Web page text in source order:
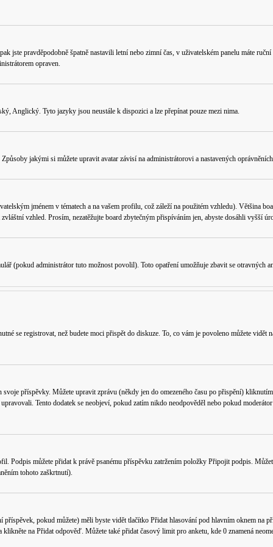
jste pravděpodobně špatně nastavili letní nebo zimní čas, v uživatelském panelu máte
opraven.
Anglický. Tyto jazyky jsou neustále k dispozici a lze přepínat pouze mezi nima.
jakými si můžete upravit avatar závisí na administrátorovi a nastavených
jménem v tématech a na vašem profilu, což záleží na použitém vzhledu). Většina
vzhled. Prosím, nezatěžujte board zbytečným přispíváním jen, abyste dosáhli vyšší
(pokud administrátor tuto možnost povolil). Toto opatření umožňuje zbavit se otravných
se registrovat, než budete moci přispět do diskuze. To, co vám je povoleno můžete vidět
svoje příspěvky. Můžete upravit zprávu (někdy jen do omezeného času po přispění)
Tento dodatek se neobjeví, pokud zatím nikdo neodpověděl nebo pokud
. Podpis můžete přidat k právě psanému příspěvku zatržením položky Připojit podpis.
tohoto zaškrtnutí).
pokud můžete) měli byste vidět tlačítko Přidat hlasování pod hlavním oknem na
klikněte na Přidat odpověď. Můžete také přidat časový limit pro anketu, kde 0 znamená